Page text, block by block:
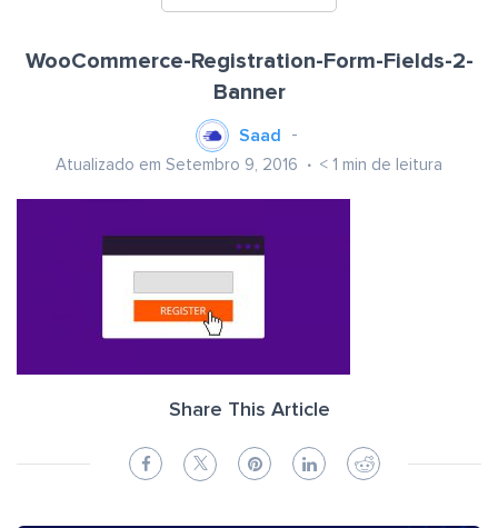
WooCommerce-Registration-Form-Fields-2-
Banner
Saad
Atualizado em Setembro 9, 2016 < 1 min de leitura
Share This Article